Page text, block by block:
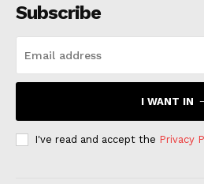
Subscribe
I WANT IN
I've read and accept the Privacy